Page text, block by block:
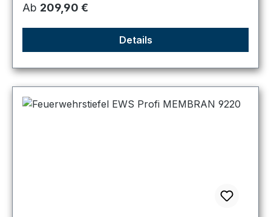
Regulärer Preis:
Ab 209,90 €
Details